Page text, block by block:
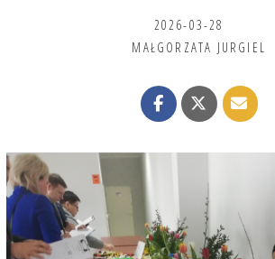
2026-03-28
MAŁGORZATA JURGIEL